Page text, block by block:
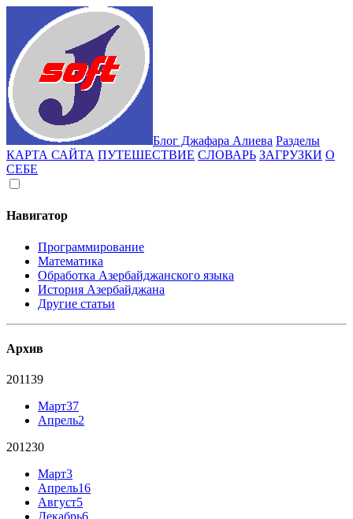
Блог Джафара Алиева Разделы
КАРТА САЙТА ПУТЕШЕСТВИЕ СЛОВАРЬ ЗАГРУЗКИ О
СЕБЕ
Навигатор
Программирование
Математика
Обработка Азербайджанского языка
История Азербайджана
Другие статьи
Архив
201139
Март37
Апрель2
201230
Март3
Апрель16
Август5
Декабрь6